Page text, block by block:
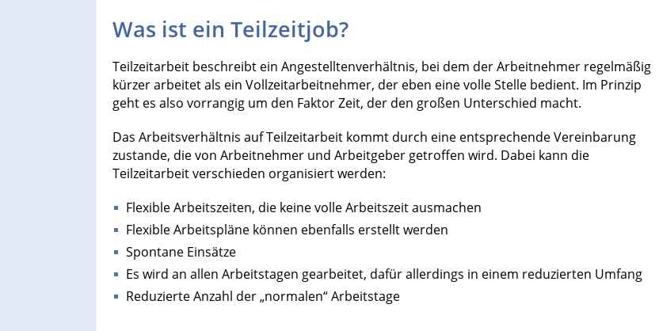
Was ist ein Teilzeitjob?
Teilzeitarbeit beschreibt ein Angestelltenverhältnis, bei dem der Arbeitnehmer regelmäßig
kürzer arbeitet als ein Vollzeitarbeitnehmer, der eben eine volle Stelle bedient. Im Prinzip
geht es also vorrangig um den Faktor Zeit, der den großen Unterschied macht.
Das Arbeitsverhältnis auf Teilzeitarbeit kommt durch eine entsprechende Vereinbarung
zustande, die von Arbeitnehmer und Arbeitgeber getroffen wird. Dabei kann die
Teilzeitarbeit verschieden organisiert werden:
Flexible Arbeitszeiten, die keine volle Arbeitszeit ausmachen
Flexible Arbeitspläne können ebenfalls erstellt werden
Spontane Einsätze
Es wird an allen Arbeitstagen gearbeitet, dafür allerdings in einem reduzierten Umfang
Reduzierte Anzahl der „normalen“ Arbeitstage